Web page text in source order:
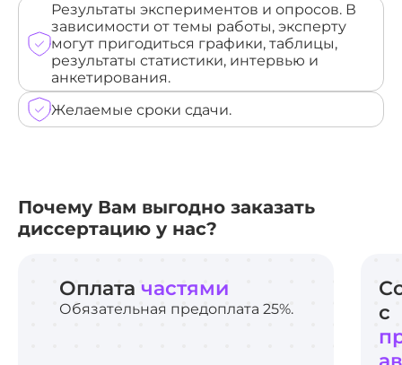
Результаты экспериментов и опросов. В
зависимости от темы работы, эксперту
могут пригодиться графики, таблицы,
результаты статистики, интервью и
анкетирования.
Желаемые сроки сдачи.
Почему Вам выгодно заказать
диссертацию у нас?
Оплата частями
Обязательная предоплата 25%.
с